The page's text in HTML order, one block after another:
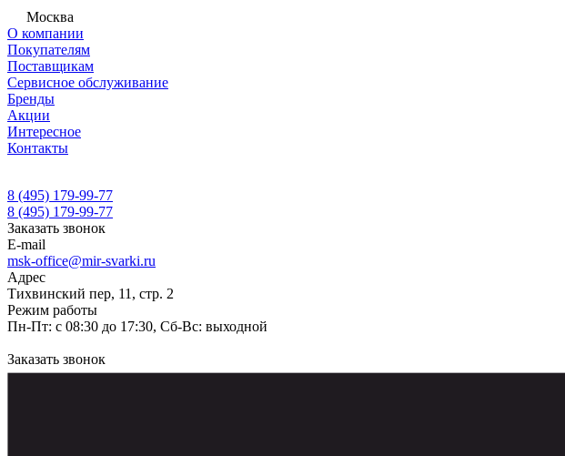
Москва
О компании
Покупателям
Поставщикам
Сервисное обслуживание
Бренды
Акции
Интересное
Контакты
8 (495) 179-99-77
8 (495) 179-99-77
Заказать звонок
E-mail
msk-office@mir-svarki.ru
Адрес
Тихвинский пер, 11, стр. 2
Режим работы
Пн-Пт: с 08:30 до 17:30, Сб-Вс: выходной
Заказать звонок